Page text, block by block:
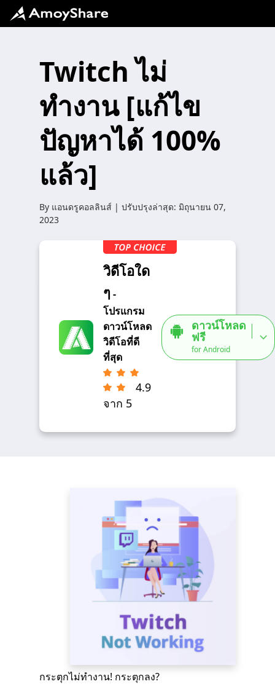
Twitch ไม่
ทำงาน [แก้ไข
ปัญหาได้ 100%
แล้ว]
By แอนดรูคอลลินส์ | ปรับปรุงล่าสุด: มิถุนายน 07,
2023
วิดีโอใด
ๆ -
โปรแกรม
ดาวน์โหลด
วิดีโอที่ดี
ที่สุด
4.9
จาก 5
ดาวน์โหลด
ฟรี
for Android
กระตุกไม่ทำงาน! กระตุกลง?